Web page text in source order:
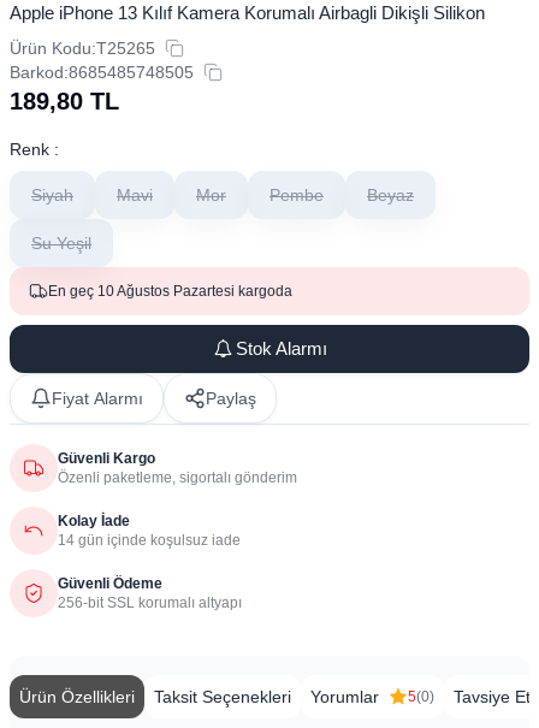
Apple iPhone 13 Kılıf Kamera Korumalı Airbagli Dikişli Silikon
Ürün Kodu:T25265
Barkod:8685485748505
189,80 TL
Renk :
Siyah Mavi Mor Pembe Beyaz
Su Yeşil
En geç 10 Ağustos Pazartesi kargoda
Stok Alarmı
Fiyat Alarmı Paylaş
Güvenli Kargo
Özenli paketleme, sigortalı gönderim
Kolay İade
14 gün içinde koşulsuz iade
Güvenli Ödeme
256-bit SSL korumalı altyapı
Ürün Özellikleri Taksit Seçenekleri Yorumlar 5(0) Tavsiye Et